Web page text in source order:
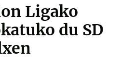
Ligako
du SD